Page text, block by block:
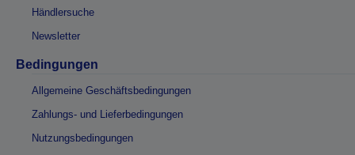
Händlersuche
Newsletter
Bedingungen
Allgemeine Geschäftsbedingungen
Zahlungs- und Lieferbedingungen
Nutzungsbedingungen